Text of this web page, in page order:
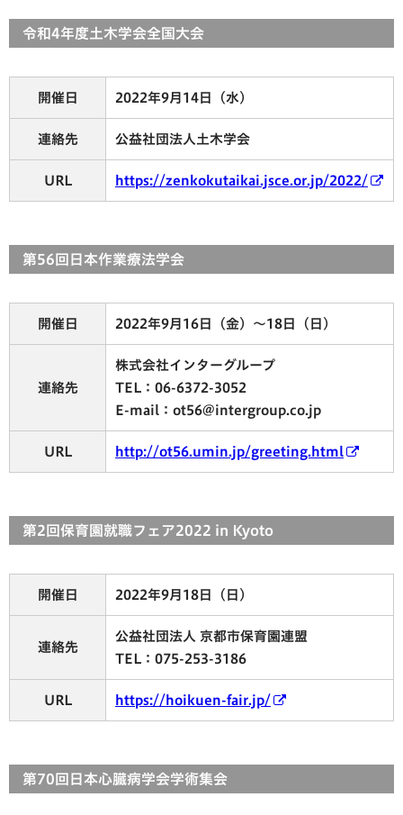
令和4年度土木学会全国大会
開催日 2022年9月14日（水）
連絡先 公益社団法人土木学会
URL https://zenkokutaikai.jsce.or.jp/2022/
第56回日本作業療法学会
開催日 2022年9月16日（金）～18日（日）
連絡先
株式会社インターグループ
TEL：06-6372-3052
E-mail：ot56@intergroup.co.jp
URL http://ot56.umin.jp/greeting.html
第2回保育園就職フェア2022 in Kyoto
開催日 2022年9月18日（日）
連絡先
公益社団法人 京都市保育園連盟
TEL：075-253-3186
URL https://hoikuen-fair.jp/
第70回日本心臓病学会学術集会